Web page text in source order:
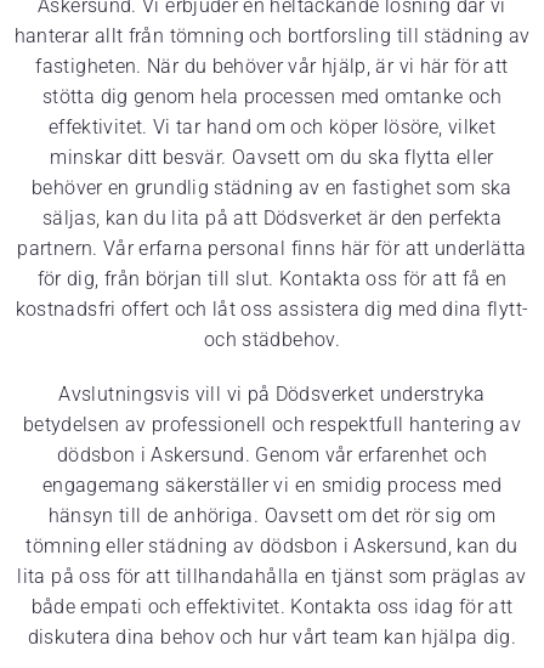
Askersund. Vi erbjuder en heltäckande lösning där vi
hanterar allt från tömning och bortforsling till städning av
fastigheten. När du behöver vår hjälp, är vi här för att
stötta dig genom hela processen med omtanke och
effektivitet. Vi tar hand om och köper lösöre, vilket
minskar ditt besvär. Oavsett om du ska flytta eller
behöver en grundlig städning av en fastighet som ska
säljas, kan du lita på att Dödsverket är den perfekta
partnern. Vår erfarna personal finns här för att underlätta
för dig, från början till slut. Kontakta oss för att få en
kostnadsfri offert och låt oss assistera dig med dina flytt-
och städbehov.
Avslutningsvis vill vi på Dödsverket understryka
betydelsen av professionell och respektfull hantering av
dödsbon i Askersund. Genom vår erfarenhet och
engagemang säkerställer vi en smidig process med
hänsyn till de anhöriga. Oavsett om det rör sig om
tömning eller städning av dödsbon i Askersund, kan du
lita på oss för att tillhandahålla en tjänst som präglas av
både empati och effektivitet. Kontakta oss idag för att
diskutera dina behov och hur vårt team kan hjälpa dig.